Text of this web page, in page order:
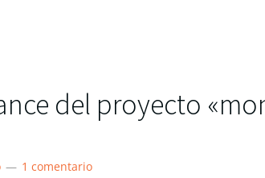
del proyecto
1 comentario